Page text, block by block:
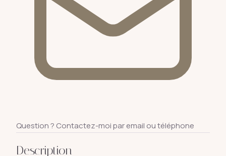
Question ? Contactez-moi par email ou téléphone
Description